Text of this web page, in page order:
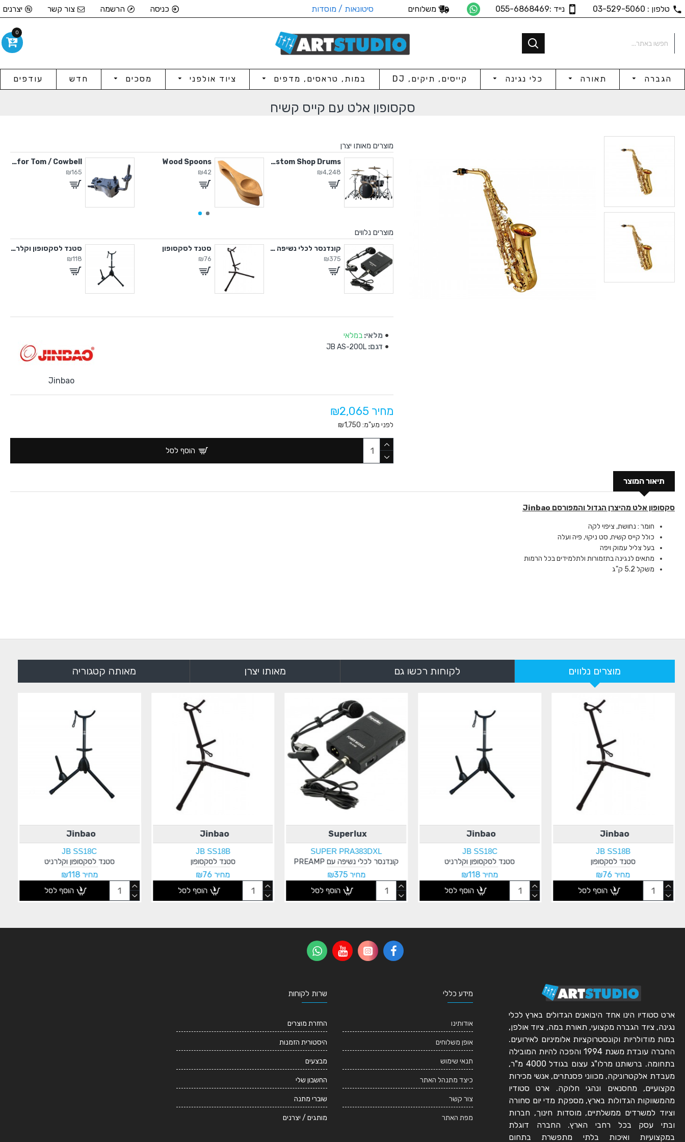
טלפון : 03-529-5060 נייד :055-6868469 משלוחים סיטונאות / מוסדות כניסה הרשמה צור קשר יצרנים
הגברה תאורה כלי נגינה קייסים, תיקים, DJ במות, טראסים, מדפים ציוד אולפני מסכים חדש עודפים
סקסופון אלט עם קייס קשיח
מוצרים מאותו יצרן
₪4,720
Custom Shop Drums
₪4,248
Wood Spoons
₪42
Clamp for Tom / Cowbell
₪165
מוצרים נלווים
קונדנסר לכלי נשיפה עם PREAMP
₪375
סטנד לסקסופון
₪76
סטנד לסקסופון וקלרניט
₪118
מלאי: במלאי
דגם: JB AS-200L
Jinbao
מחיר ₪2,065
לפני מע"מ: ₪1,750
הוסף לסל
תיאור המוצר
סקסופון אלט מהיצרן הגדול והמפורסם Jinbao
חומר : נחושת, ציפוי לקה
כולל קייס קשיח, סט ניקוי, פיה ועלה
בעל צליל עמוק ויפה
מתאים לנגינה בתזמורות ולתלמידים בכל הרמות
משקל 5.2 ק"ג
מוצרים נלווים לקוחות רכשו גם מאותו יצרן מאותה קטגוריה
Jinbao
JB SS18B
סטנד לסקסופון
מחיר ₪76
הוסף לסל
Jinbao
JB SS18C
סטנד לסקסופון וקלרניט
מחיר ₪118
הוסף לסל
Superlux
SUPER PRA383DXL
קונדנסר לכלי נשיפה עם PREAMP
מחיר ₪375
הוסף לסל
Jinbao
JB SS18B
סטנד לסקסופון
מחיר ₪76
הוסף לסל
Jinbao
JB SS18C
סטנד לסקסופון וקלרניט
מחיר ₪118
הוסף לסל
ארט סטודיו הינו אחד היבואנים הגדולים בארץ לכלי
נגינה, ציוד הגברה מקצועי, תאורת במה, ציוד אולפן,
במות מודולריות וקונסטרוקציות אלומיניום לאירועים.
החברה עובדת משנת 1994 והפכה להיות המובילה
בתחומה. ברשותנו מרלו"ג עצום בגודל 4000 מ"ר,
מעבדת אלקטרוניקה, מכווני פסנתרים, אנשי מכירות
מקצועיים, מחסנאים ונהגי חלוקה. ארט סטודיו
מהמשווקות הגדולות בארץ, מספקת מדי יום סחורה
וציוד למשרדים ממשלתיים, מוסדות חינוך, חברות
ובתי עסק בכל רחבי הארץ. החברה דוגלת
במקצועיות ואיכות בלתי מתפשרת בתחום
מידע כללי
אודותינו
אופן משלוחים
תנאי שימוש
כיצד מתנהל האתר
צור קשר
מפת האתר
שרות לקוחות
החזרת מוצרים
היסטורית הזמנות
מבצעים
החשבון שלי
שוברי מתנה
מותגים / יצרנים
0